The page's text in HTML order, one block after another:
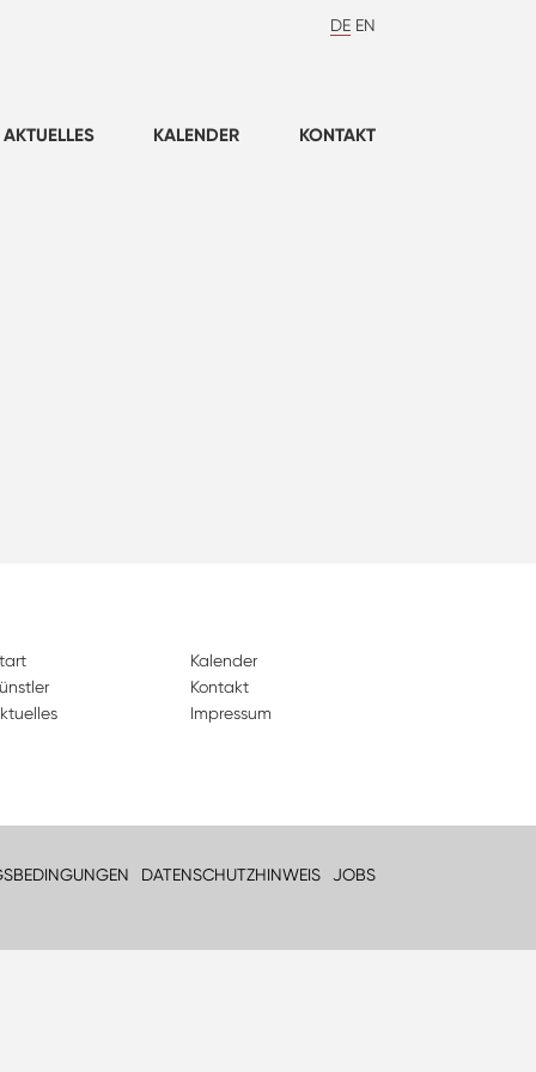
DE EN
AKTUELLES KALENDER KONTAKT
Kalender
Kontakt
Impressum
DATENSCHUTZHINWEIS JOBS